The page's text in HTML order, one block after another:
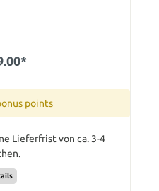
points
Lieferfrist von ca. 3-4